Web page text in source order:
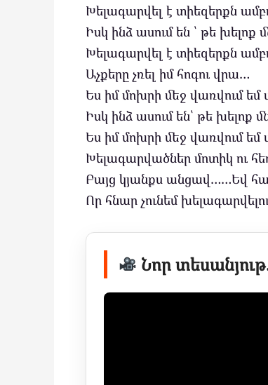
Խելագարվել է տիեզերքն
Իսկ ինձ ասում են ՝ թե խելոք
Խելագարվել է տիեզերքն
Աչքերը չռել իմ հոգու վրա…
Ես իմ մոխրի մեջ վառվում եմ
Իսկ ինձ ասում են՝ թե խելոք
Ես իմ մոխրի մեջ վառվում եմ
Խելագարվածներ մոտիկ ու
Բայց կյանքս անցավ……Եվ
Որ հնար չունեմ
Նոր